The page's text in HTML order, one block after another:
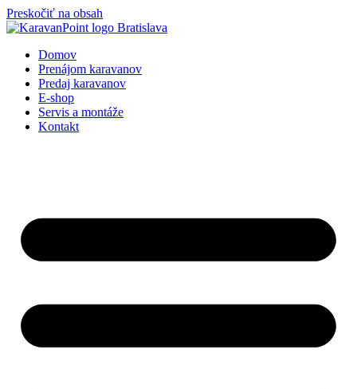
Preskočiť na obsah
Domov
Prenájom karavanov
Predaj karavanov
E-shop
Servis a montáže
Kontakt